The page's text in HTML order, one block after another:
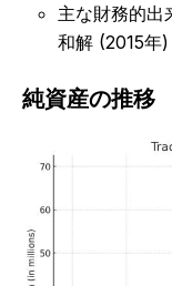
主な財務的出
和解 (2015年)
純資産の推移